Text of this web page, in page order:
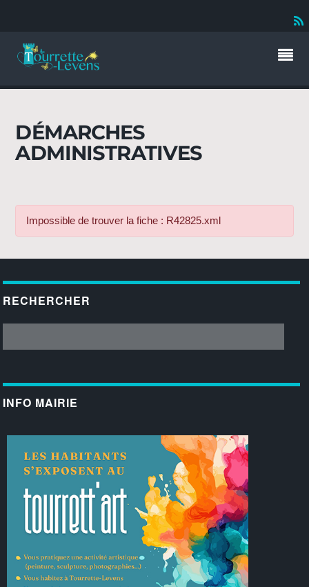
DÉMARCHES
ADMINISTRATIVES
Impossible de trouver la fiche : R42825.xml
RECHERCHER
INFO MAIRIE